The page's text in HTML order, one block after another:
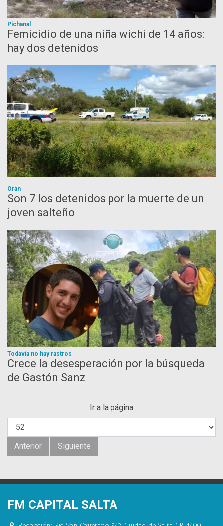
Pichanal
Femicidio de una niña wichi de 14 años:
hay dos detenidos
Orán
Son 7 los detenidos por la muerte de un
joven salteño
Todavía no hay rastros
Crece la desesperación por la búsqueda
de Gastón Sanz
Ir a la página
Anterior Siguiente
FM CAPITAL SALTA